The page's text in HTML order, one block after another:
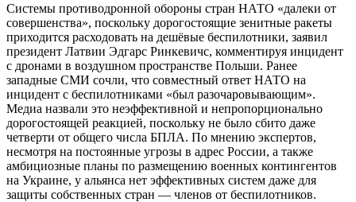
Системы противодронной обороны стран НАТО «далеки от
совершенства», поскольку дорогостоящие зенитные ракеты
приходится расходовать на дешёвые беспилотники, заявил
президент Латвии Эдгарс Ринкевичс, комментируя инцидент
с дронами в воздушном пространстве Польши. Ранее
западные СМИ сочли, что совместный ответ НАТО на
инцидент с беспилотниками «был разочаровывающим».
Медиа назвали это неэффективной и непропорционально
дорогостоящей реакцией, поскольку не было сбито даже
четверти от общего числа БПЛА. По мнению экспертов,
несмотря на постоянные угрозы в адрес России, а также
амбициозные планы по размещению военных контингентов
на Украине, у альянса нет эффективных систем даже для
защиты собственных стран — членов от беспилотников.